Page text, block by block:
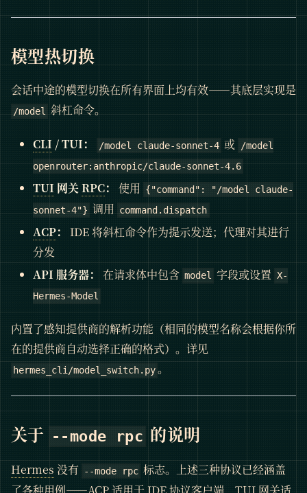
模型热切换
会话中途的模型切换在所有界面上均有效——其底层实现是
/model 斜杠命令。
CLI / TUI： /model claude-sonnet-4 或
/model
openrouter:anthropic/claude-sonnet-4.6
TUI 网关RPC： 使用 {"command": "/model claude-
sonnet-4"} 调用 command.dispatch
ACP：
IDE 将斜杠命令作为提示发送；代理对其进行
分发
API 服务器：
在请求体中包含 model 字段或设置 X-
Hermes-Model
内置了感知提供商的解析功能（相同的模型名称会根据你所
在的提供商自动选择正确的格式）。详见
hermes_cli/model_switch.py 。
关于 --mode rpc 的说明
Hermes 没有 --mode rpc 标志。上述三种协议已经涵盖